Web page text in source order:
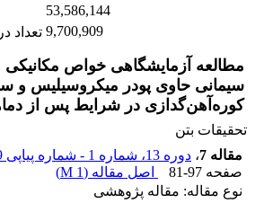
53,586,144
تعداد 9,700,909
مطالعه آزمایشگاهی خواص مکانیکی
سیمانی حاوی پودر میکروسیلیس و
کوره‌آهن‌گدازی در شرایط پس از
تحقیقات بتن
مقاله 7
، دوره 13، شماره 1 - شماره پیاپی 29
صفحه 81-97 اصل مقاله (1 M
)
نوع مقاله: مقاله پژوهشی